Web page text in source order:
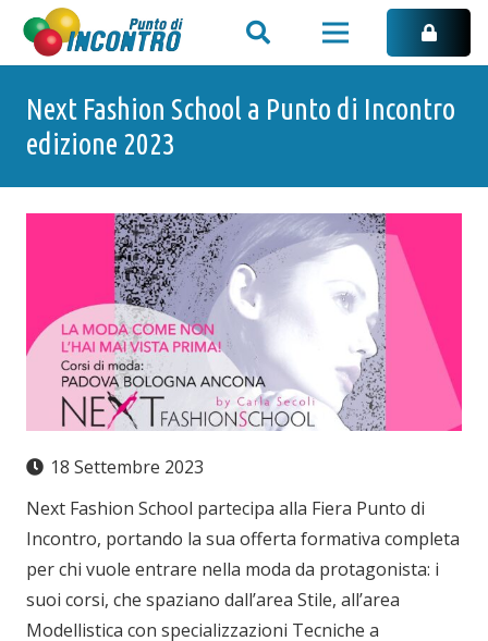
Next Fashion School a Punto di Incontro
edizione 2023
18 Settembre 2023
Next Fashion School partecipa alla Fiera Punto di
Incontro, portando la sua offerta formativa completa
per chi vuole entrare nella moda da protagonista: i
suoi corsi, che spaziano dall’area Stile, all’area
Modellistica con specializzazioni Tecniche a